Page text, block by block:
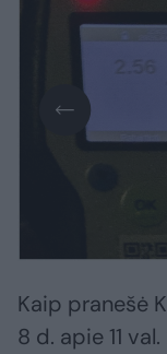
Kaip pranešė
8 d. apie 11